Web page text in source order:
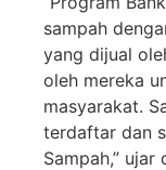
sampah
yang dijual
oleh mereka
masyarakat.
terdaftar dan
Sampah,” ujar